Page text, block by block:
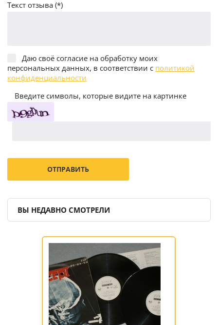
Текст отзыва (*)
Даю своё согласие на обработку моих
персональных данных, в соответствии с политикой
конфиденциальности
Введите символы, которые видите на картинке
ВЫ НЕДАВНО СМОТРЕЛИ